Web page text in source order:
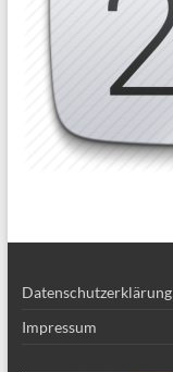
Datenschutzerklärung
Impressum